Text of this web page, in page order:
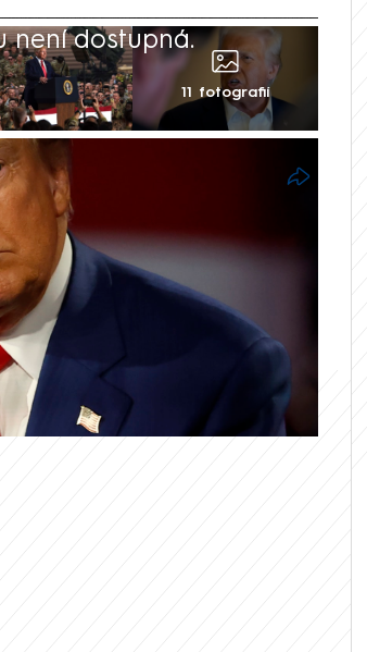
není dostupná.
11 fotografií
„velmi brzy“. Řekl to v
prezident Donald
v neprospěch USA,
sedm bilionů Kč).